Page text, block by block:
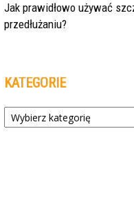
Jak prawidłowo używać
przedłużaniu?
KATEGORIE
Kategorie